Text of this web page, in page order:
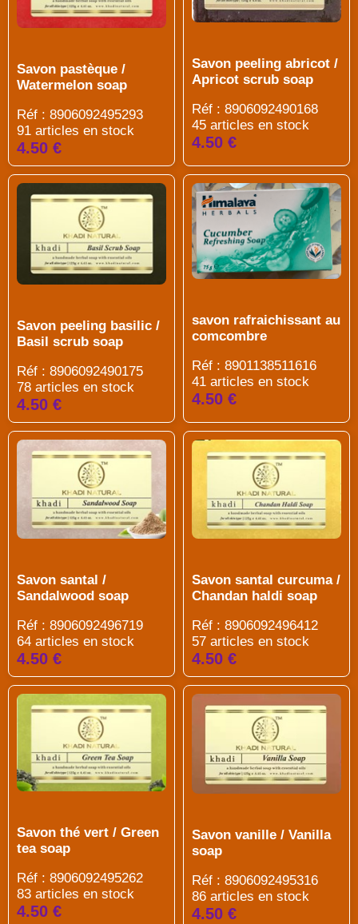
Savon pastèque /
Watermelon soap
Réf : 8906092495293
91 articles en stock
4.50 €
Savon peeling abricot /
Apricot scrub soap
Réf : 8906092490168
45 articles en stock
4.50 €
Savon peeling basilic /
Basil scrub soap
Réf : 8906092490175
78 articles en stock
4.50 €
savon rafraichissant au
comcombre
Réf : 8901138511616
41 articles en stock
4.50 €
Savon santal /
Sandalwood soap
Réf : 8906092496719
64 articles en stock
4.50 €
Savon santal curcuma /
Chandan haldi soap
Réf : 8906092496412
57 articles en stock
4.50 €
Savon thé vert / Green
tea soap
Réf : 8906092495262
83 articles en stock
4.50 €
Savon vanille / Vanilla
soap
Réf : 8906092495316
86 articles en stock
4.50 €